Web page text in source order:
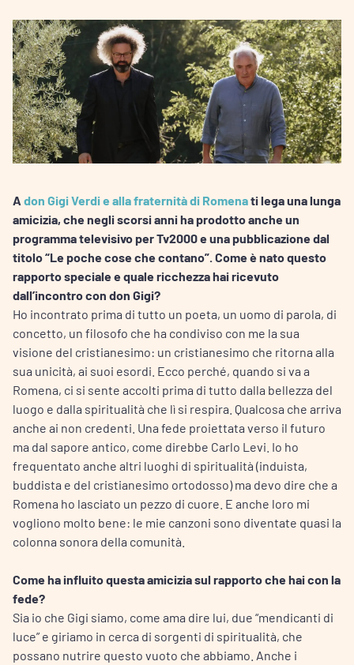
A don Gigi Verdi e alla fraternità di Romenati lega una lunga
amicizia, che negli scorsi anni ha prodotto anche un
programma televisivo per Tv2000 e una pubblicazione dal
titolo “Le poche cose che contano”. Come è nato questo
rapporto speciale e quale ricchezza hai ricevuto
dall’incontro con don Gigi?
Ho incontrato prima di tutto un poeta, un uomo di parola, di
concetto, un filosofo che ha condiviso con me la sua
visione del cristianesimo: un cristianesimo che ritorna alla
sua unicità, ai suoi esordi. Ecco perché, quando si va a
Romena, ci si sente accolti prima di tutto dalla bellezza del
luogo e dalla spiritualità che lì si respira. Qualcosa che arriva
anche ai non credenti. Una fede proiettata verso il futuro
ma dal sapore antico, come direbbe Carlo Levi. Io ho
frequentato anche altri luoghi di spiritualità (induista,
buddista e del cristianesimo ortodosso) ma devo dire che a
Romena ho lasciato un pezzo di cuore. E anche loro mi
vogliono molto bene: le mie canzoni sono diventate quasi la
colonna sonora della comunità.
Come ha influito questa amicizia sul rapporto che hai con la
fede?
Sia io che Gigi siamo, come ama dire lui, due “mendicanti di
luce” e giriamo in cerca di sorgenti di spiritualità, che
possano nutrire questo vuoto che abbiamo. Anche i